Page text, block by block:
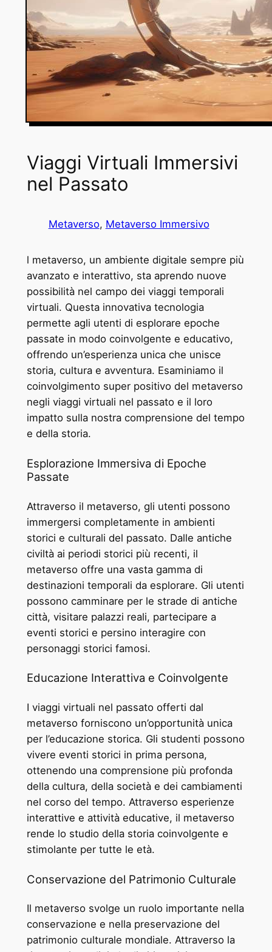
Viaggi Virtuali Immersivi
nel Passato
Metaverso, Metaverso Immersivo
l metaverso, un ambiente digitale sempre più
avanzato e interattivo, sta aprendo nuove
possibilità nel campo dei viaggi temporali
virtuali. Questa innovativa tecnologia
permette agli utenti di esplorare epoche
passate in modo coinvolgente e educativo,
offrendo un’esperienza unica che unisce
storia, cultura e avventura. Esaminiamo il
coinvolgimento super positivo del metaverso
negli viaggi virtuali nel passato e il loro
impatto sulla nostra comprensione del tempo
e della storia.
Esplorazione Immersiva di Epoche
Passate
Attraverso il metaverso, gli utenti possono
immergersi completamente in ambienti
storici e culturali del passato. Dalle antiche
civiltà ai periodi storici più recenti, il
metaverso offre una vasta gamma di
destinazioni temporali da esplorare. Gli utenti
possono camminare per le strade di antiche
città, visitare palazzi reali, partecipare a
eventi storici e persino interagire con
personaggi storici famosi.
Educazione Interattiva e Coinvolgente
I viaggi virtuali nel passato offerti dal
metaverso forniscono un’opportunità unica
per l’educazione storica. Gli studenti possono
vivere eventi storici in prima persona,
ottenendo una comprensione più profonda
della cultura, della società e dei cambiamenti
nel corso del tempo. Attraverso esperienze
interattive e attività educative, il metaverso
rende lo studio della storia coinvolgente e
stimolante per tutte le età.
Conservazione del Patrimonio Culturale
Il metaverso svolge un ruolo importante nella
conservazione e nella preservazione del
patrimonio culturale mondiale. Attraverso la